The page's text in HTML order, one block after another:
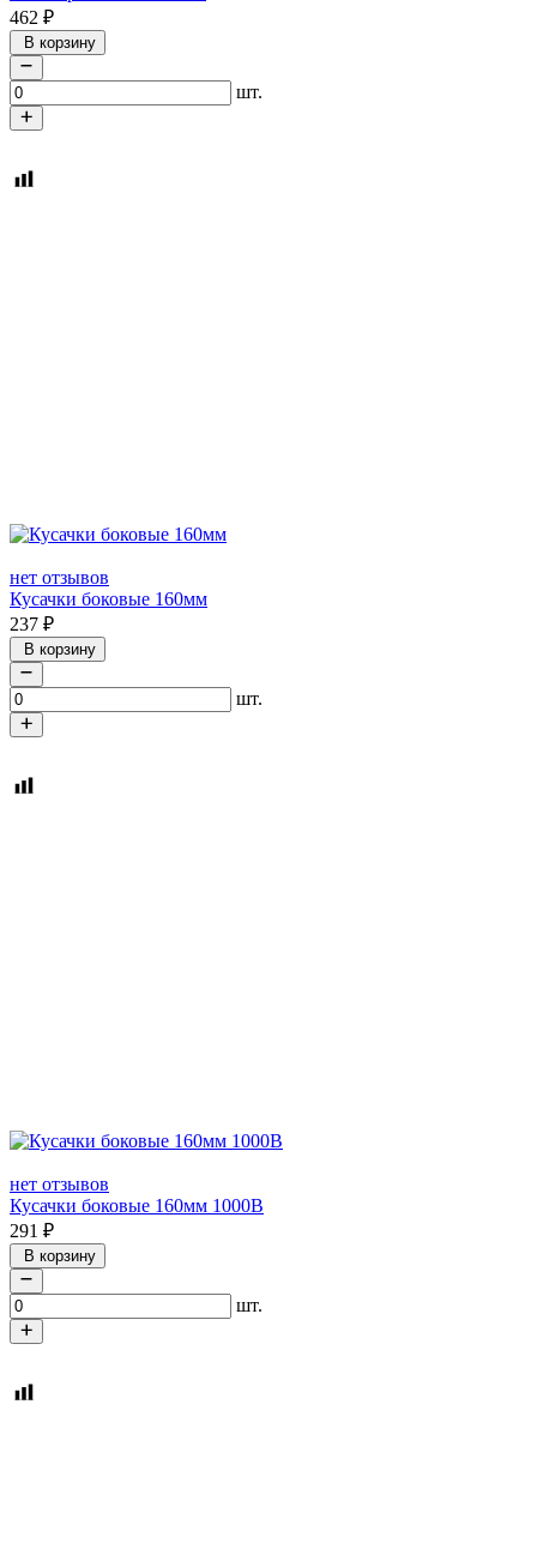
462 ₽
В корзину
шт.
нет отзывов
Кусачки боковые 160мм
237 ₽
В корзину
шт.
нет отзывов
Кусачки боковые 160мм 1000В
291 ₽
В корзину
шт.